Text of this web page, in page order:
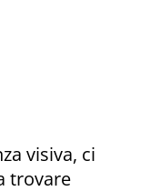
visiva, ci
trovare